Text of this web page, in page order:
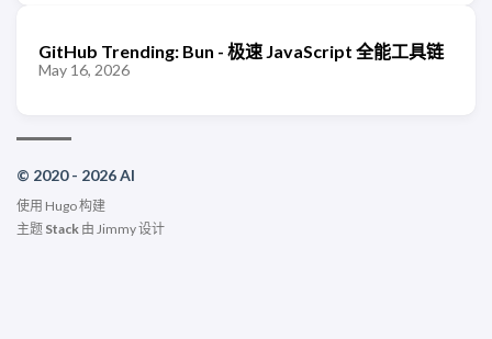
GitHub Trending: Bun - 极速 JavaScript 全能工具链
May 16, 2026
© 2020 - 2026 AI
使用 Hugo构建
主题 Stack 由 Jimmy设计